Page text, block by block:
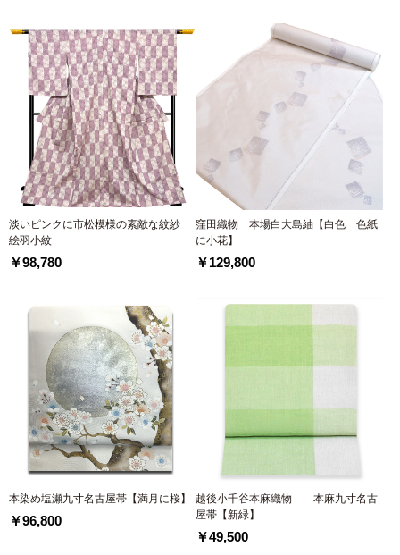
淡いピンクに市松模様の素敵な紋紗
絵羽小紋
￥98,780
窪田織物 本場白大島紬【白色 色紙
に小花】
￥129,800
本染め塩瀬九寸名古屋帯【満月に桜】
￥96,800
越後小千谷本麻織物 本麻九寸名古
屋帯【新緑】
￥49,500